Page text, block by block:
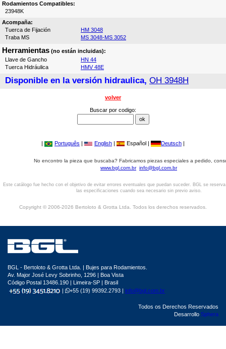
Rodamientos Compatibles:
23948K
Acompaña:
Tuerca de Fijación
HM 3048
Traba MS
MS 3048-MS 3052
Herramientas (no están incluidas):
Llave de Gancho
HN 44
Tuerca Hidráulica
HMV 48E
Disponible en la versión hidraulica, OH 3948H
volver
Buscar por codigo:
| Português | English | Español | Deutsch |
No encontro la pieza que buscaba? Fabricamos piezas especiales a pedido,
www.bgl.com.br info@bgl.com.br
Este catálogo fue hecho con el objetivo de evitar errores eventuales que puedan suceder. BGL se
las especificaciones cuando sea necesario sin previo aviso.
Copyright © 2006-2026 Bertoloto & Grotta Ltda. Todos los derechos reservados.
BGL - Bertoloto & Grotta Ltda. | Bujes para Rodamientos.
Av. Major José Levy Sobrinho, 1296 | Boa Vista
Código Postal 13486.190 | Limeira-SP | Brasil
|
+55 (19) 99392.2793 | info@bgl.com.br
Todos os Derechos Reservados
Desarrollo Sphera